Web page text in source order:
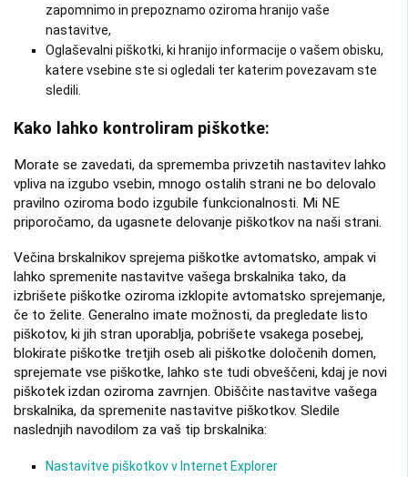
zapomnimo in prepoznamo oziroma hranijo vaše
nastavitve,
Oglaševalni piškotki, ki hranijo informacije o vašem obisku,
katere vsebine ste si ogledali ter katerim povezavam ste
sledili.
Kako lahko kontroliram piškotke:
Morate se zavedati, da sprememba privzetih nastavitev lahko
vpliva na izgubo vsebin, mnogo ostalih strani ne bo delovalo
pravilno oziroma bodo izgubile funkcionalnosti. Mi NE
priporočamo, da ugasnete delovanje piškotkov na naši strani.
Večina brskalnikov sprejema piškotke avtomatsko, ampak vi
lahko spremenite nastavitve vašega brskalnika tako, da
izbrišete piškotke oziroma izklopite avtomatsko sprejemanje,
če to želite. Generalno imate možnosti, da pregledate listo
piškotov, ki jih stran uporablja, pobrišete vsakega posebej,
blokirate piškotke tretjih oseb ali piškotke določenih domen,
sprejemate vse piškotke, lahko ste tudi obveščeni, kdaj je novi
piškotek izdan oziroma zavrnjen. Obiščite nastavitve vašega
brskalnika, da spremenite nastavitve piškotkov. Sledile
naslednjih navodilom za vaš tip brskalnika:
Nastavitve piškotkov v Internet Explorer